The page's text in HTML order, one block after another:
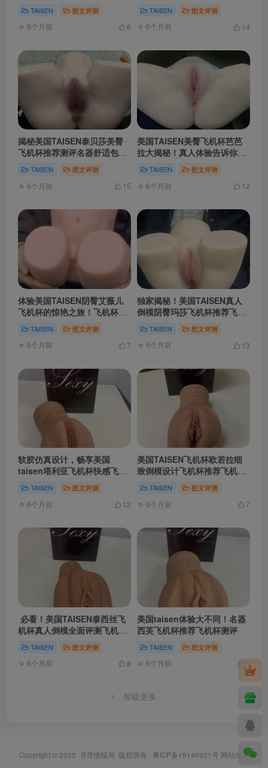
TAISEN 图文评测
6个月前 6
TAISEN 图文评测
6个月前 14
揭秘美国TAISEN泰贝莎美臀
飞机杯推荐测评名器舒适包
裹，享受无限快感！
TAISEN 图文评测
6个月前 15
美国TAISEN美臀飞机杯芭芭
拉大揭秘！真人体验告诉你，
飞机杯推荐飞机杯测评
TAISEN 图文评测
6个月前 12
体验美国TAISEN阴臀艾薇儿
飞机杯的惊艳之旅！飞机杯推
TAISEN 图文评测
6个月前 7
独家揭秘！美国TAISEN真人
倒模阴臀玛莎飞机杯推荐飞机
TAISEN 图文评测
6个月前 13
软胶仿真设计，畅享美国
taisen塔利亚飞机杯快感飞机
杯推荐飞机杯测评
TAISEN 图文评测
6个月前 12
美国TAISEN飞机杯欧若拉细
致倒模设计飞机杯推荐飞机杯
测评TAISEN 图文评测
6个月前 7
必看！美国TAISEN泰西丝飞
机杯真人倒模全面评测飞机杯
TAISEN 图文评测
6个月前 8
美国taisen体验大不同！名器
西芙飞机杯推荐飞机杯测评
TAISEN 图文评测
6个月前 5
加载更多
Copyright © 2022 · B哥情报局 ·版权所有 · 粤ICP备19140921号 网站地图